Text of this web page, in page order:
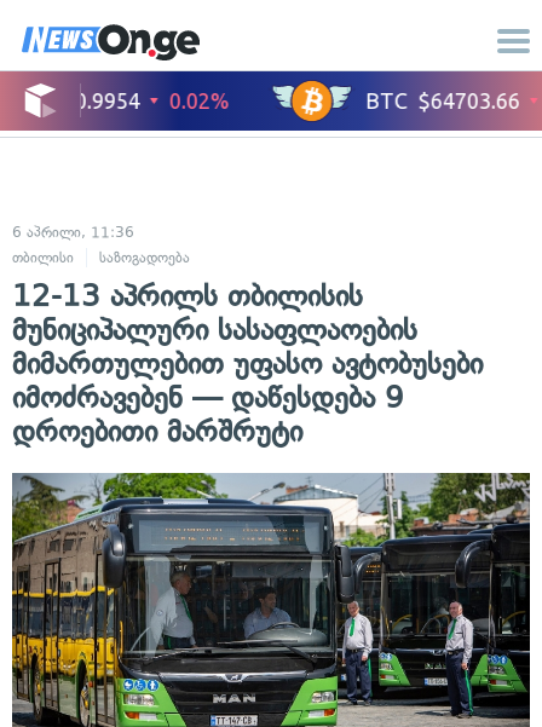
6 აპრილი, 11:36
თბილისი
საზოგადოება
12-13 აპრილს თბილისის
მუნიციპალური სასაფლაოების
მიმართულებით უფასო ავტობუსები
იმოძრავებენ — დაწესდება 9
დროებითი მარშრუტი